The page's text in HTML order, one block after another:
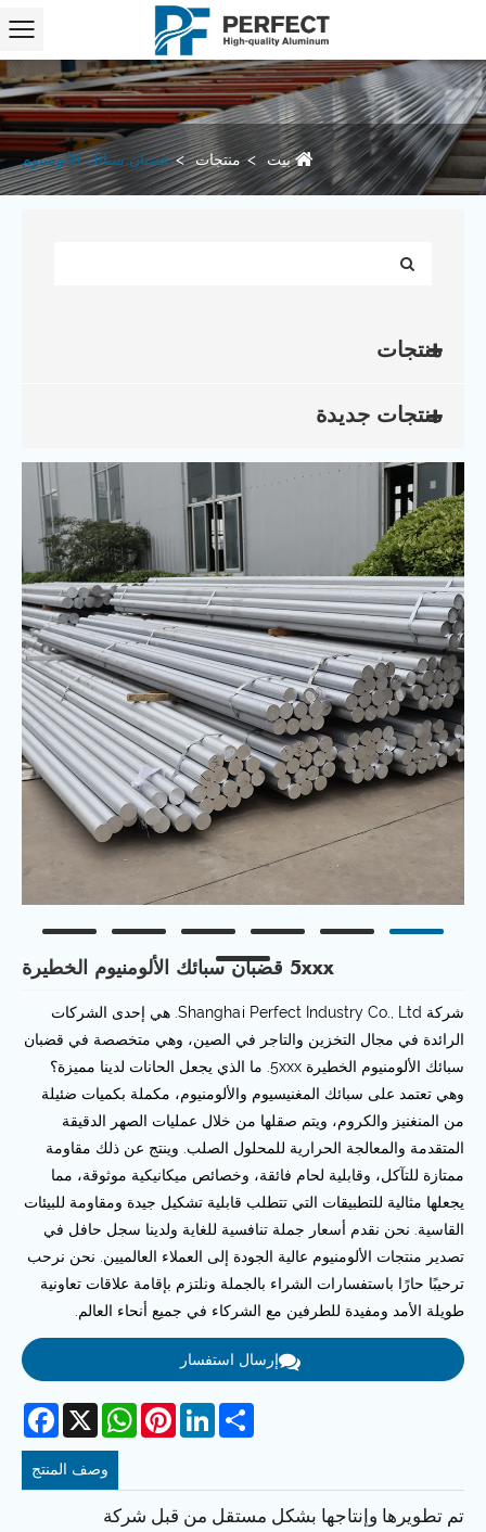
بيت منتجات قضبان سبائك الألومنيوم
منتجات
منتجات جديدة
5xxx قضبان سبائك الألومنيوم الخطيرة
شركة Shanghai Perfect Industry Co., Ltd. هي إحدى الشركات
الرائدة في مجال التخزين والتاجر في الصين، وهي متخصصة في قضبان
سبائك الألومنيوم الخطيرة 5xxx. ما الذي يجعل الحانات لدينا مميزة؟
وهي تعتمد على سبائك المغنيسيوم والألومنيوم، مكملة بكميات ضئيلة
من المنغنيز والكروم، ويتم صقلها من خلال عمليات الصهر الدقيقة
المتقدمة والمعالجة الحرارية للمحلول الصلب. وينتج عن ذلك مقاومة
ممتازة للتآكل، وقابلية لحام فائقة، وخصائص ميكانيكية موثوقة، مما
يجعلها مثالية للتطبيقات التي تتطلب قابلية تشكيل جيدة ومقاومة للبيئات
القاسية. نحن نقدم أسعار جملة تنافسية للغاية ولدينا سجل حافل في
تصدير منتجات الألومنيوم عالية الجودة إلى العملاء العالميين. نحن نرحب
ترحيبًا حارًا باستفسارات الشراء بالجملة ونلتزم بإقامة علاقات تعاونية
طويلة الأمد ومفيدة للطرفين مع الشركاء في جميع أنحاء العالم.
إرسال استفسار
X
WhatsAppPinterestLinkedInShare
وصف المنتج
تم تطويرها وإنتاجها بشكل مستقل من قبل شركة